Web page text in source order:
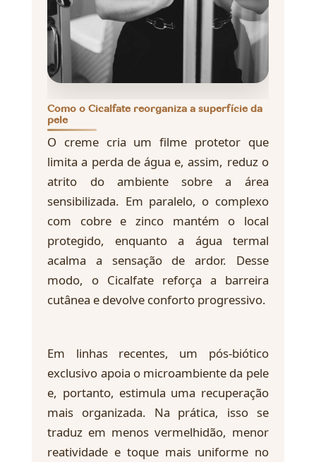
Como o Cicalfate reorganiza a superfície da
pele
O creme cria um filme protetor que
limita a perda de água e, assim, reduz o
atrito do ambiente sobre a área
sensibilizada. Em paralelo, o complexo
com cobre e zinco mantém o local
protegido, enquanto a água termal
acalma a sensação de ardor. Desse
modo, o Cicalfate reforça a barreira
cutânea e devolve conforto progressivo.
Em linhas recentes, um pós-biótico
exclusivo apoia o microambiente da pele
e, portanto, estimula uma recuperação
mais organizada. Na prática, isso se
traduz em menos vermelhidão, menor
reatividade e toque mais uniforme no